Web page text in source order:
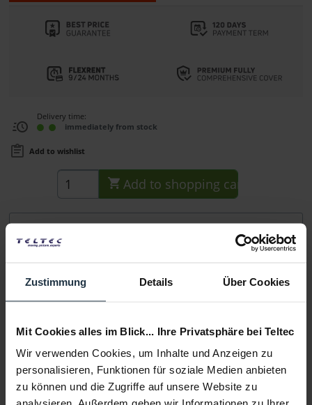
Zustimmung Details Über Cookies
Mit Cookies alles im Blick... Ihre Privatsphäre bei Teltec
Wir verwenden Cookies, um Inhalte und Anzeigen zu
personalisieren, Funktionen für soziale Medien anbieten
zu können und die Zugriffe auf unsere Website zu
Delivery time:
immediately from stock
Add to wishlist
Add to shopping cart
Hauptmerkmale Standard V-Mount Battery Plate
Consultation
Manufacturer & Product Safety Information